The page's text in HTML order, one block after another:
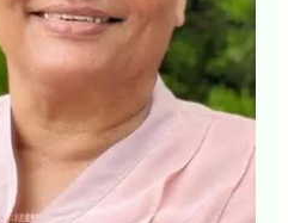
L’octroi de mer,
?
• Focus,La Une Focus•
2026